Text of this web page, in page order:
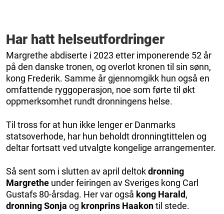
Har hatt helseutfordringer
Margrethe abdiserte i 2023 etter imponerende 52 år
på den danske tronen, og overlot kronen til sin sønn,
kong Frederik. Samme år gjennomgikk hun også en
omfattende ryggoperasjon, noe som førte til økt
oppmerksomhet rundt dronningens helse.
Til tross for at hun ikke lenger er Danmarks
statsoverhode, har hun beholdt dronningtittelen og
deltar fortsatt ved utvalgte kongelige arrangementer.
Så sent som i slutten av april deltokdronning
Margrethe under feiringen av Sveriges kong Carl
Gustafs 80-årsdag. Her var også kong Harald,
dronning Sonja og kronprins Haakontil stede.